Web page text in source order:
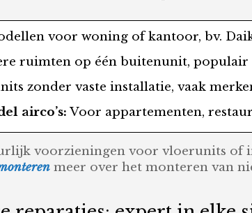
voor woning of kantoor, bv.
ruimten op één buitenunit,
zonder vaste installatie, vaak
airco’s: Voor appartementen,
voorzieningen voor vloerunits of
meer over het monteren van